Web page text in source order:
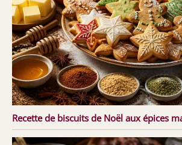
Recette de biscuits de Noël aux épices